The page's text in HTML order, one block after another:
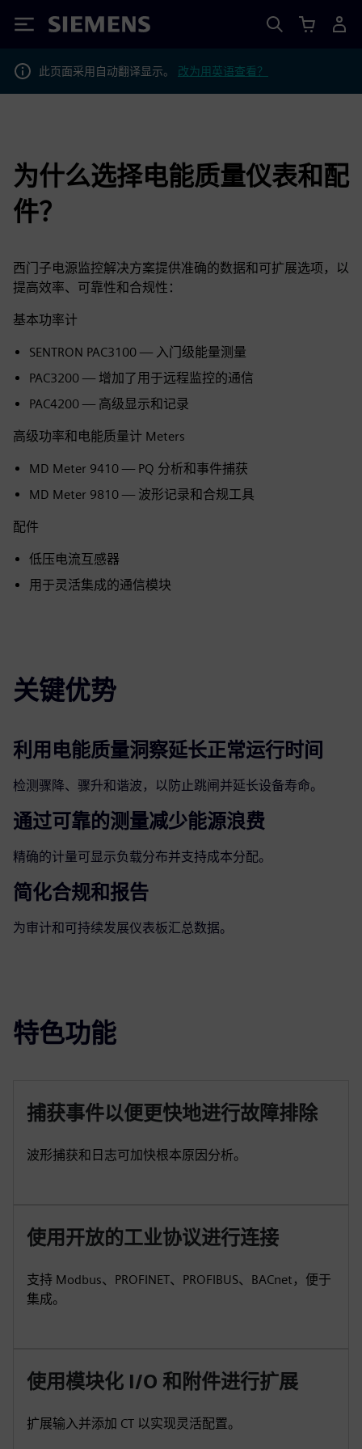
Siemens
此页面采用自动翻译显示。 改为用英语查看？
为什么选择电能质量仪表和配
件？
西门子电源监控解决方案提供准确的数据和可扩展选项，以
提高效率、可靠性和合规性：
基本功率计
SENTRON PAC3100 — 入门级能量测量
PAC3200 — 增加了用于远程监控的通信
PAC4200 — 高级显示和记录
高级功率和电能质量计 Meters
MD Meter 9410 — PQ 分析和事件捕获
MD Meter 9810 — 波形记录和合规工具
配件
低压电流互感器
用于灵活集成的通信模块
关键优势
利用电能质量洞察延长正常运行时间
检测骤降、骤升和谐波，以防止跳闸并延长设备寿命。
通过可靠的测量减少能源浪费
精确的计量可显示负载分布并支持成本分配。
简化合规和报告
为审计和可持续发展仪表板汇总数据。
特色功能
捕获事件以便更快地进行故障排除
波形捕获和日志可加快根本原因分析。
使用开放的工业协议进行连接
支持 Modbus、PROFINET、PROFIBUS、BACnet，便于
集成。
使用模块化 I/O 和附件进行扩展
扩展输入并添加 CT 以实现灵活配置。